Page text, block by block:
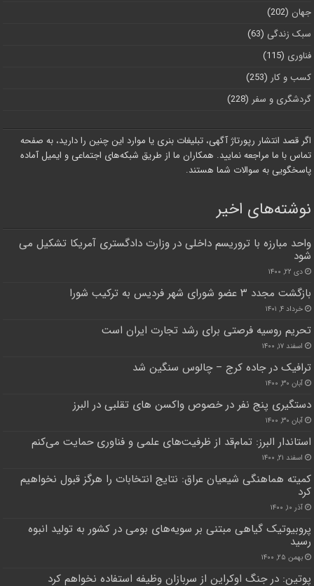
جهان (202)
سبک زندگی (63)
فناوری (115)
کسب و کار (253)
گردشگری و سفر (228)
اگر قصد انتشار رپورتاژ آگهی، تبلیغات بنری یا موارد این چنین را دارید، به صفحه
تماس با ما مراجعه نمایید. همکاران ما از طریق شبکه‌های اجتماعی و ایمیل آماده
پاسخگویی به سوالات شما هستند.
نوشته‌های اخیر
واحد مبارزه با تروریسم داخلی در وزارت دادگستری آمریکا تشکیل می‌
شود
دی ۲۲, ۱۴۰۰
بازگشت مجدد ۳ عضو شورای شهر فردیس به ترکیب شورا
خرداد ۴, ۱۴۰۱
تحریم روسیه فرصتی برای رشد تجارت ایران است
اسفند ۱۷, ۱۴۰۰
ترافیک در جاده کرج – چالوس سنگین شد
آبان ۳۰, ۱۴۰۰
دستگیری پنج نفر در خصوص واکسن های تقلبی در البرز
آبان ۳۰, ۱۴۰۰
استاندار البرز: تمام‌قد از ظرفیت‌های علمی و فناوری حمایت می‌کنم
اسفند ۲۱, ۱۴۰۰
کمیته هماهنگی شیعیان عراق: نتایج انتخابات را هرگز قبول نخواهیم
کرد
آذر ۱۰, ۱۴۰۰
پروبیوتیک گیاهی مبتنی بر سویه‌های بومی در کشور به تولید انبوه
رسید
بهمن ۲۵, ۱۴۰۰
پوتین: در جنگ اوکراین از سربازان وظیفه استفاده نخواهم کرد